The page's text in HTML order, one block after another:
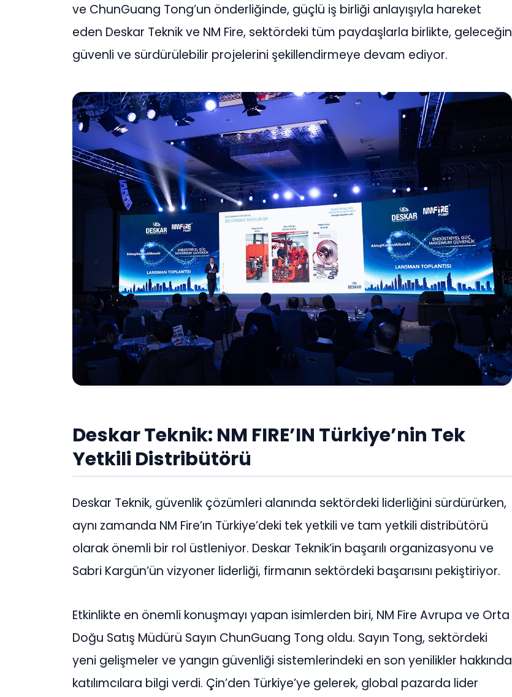
ve ChunGuang Tong’un önderliğinde, güçlü iş birliği anlayışıyla hareket
eden Deskar Teknik ve NM Fire, sektördeki tüm paydaşlarla birlikte, geleceğin
güvenli ve sürdürülebilir projelerini şekillendirmeye devam ediyor.
Deskar Teknik: NM FIRE’IN Türkiye’nin Tek
Yetkili Distribütörü
Deskar Teknik, güvenlik çözümleri alanında sektördeki liderliğini sürdürürken,
aynı zamanda NM Fire’ın Türkiye’deki tek yetkili ve tam yetkili distribütörü
olarak önemli bir rol üstleniyor. Deskar Teknik’in başarılı organizasyonu ve
Sabri Kargün’ün vizyoner liderliği, firmanın sektördeki başarısını pekiştiriyor.
Etkinlikte en önemli konuşmayı yapan isimlerden biri, NM Fire Avrupa ve Orta
Doğu Satış Müdürü Sayın ChunGuang Tong oldu. Sayın Tong, sektördeki
yeni gelişmeler ve yangın güvenliği sistemlerindeki en son yenilikler hakkında
katılımcılara bilgi verdi. Çin’den Türkiye’ye gelerek, global pazarda lider